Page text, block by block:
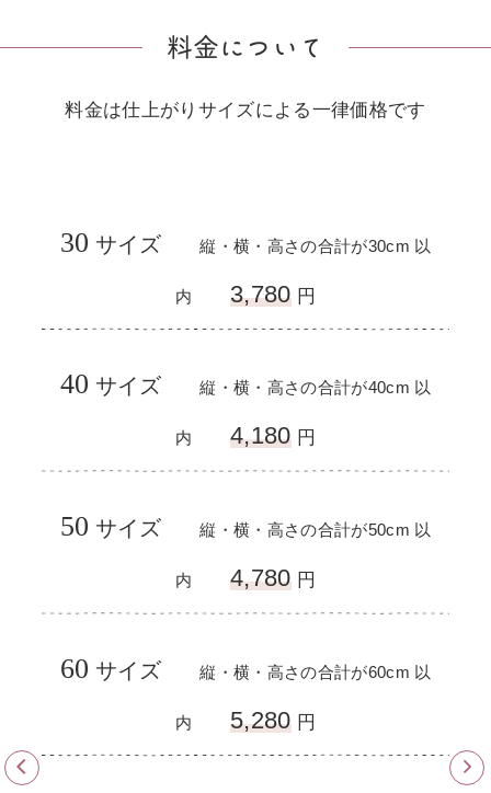
料金について
料金は仕上がりサイズによる一律価格です
30 サイズ ​​縦・横・高さの合計が30cm 以
内 3,780円
40 サイズ ​​縦・横・高さの合計が40cm 以
内 4,180円
50 サイズ ​​縦・横・高さの合計が50cm 以
内 4,780円
60 サイズ ​​縦・横・高さの合計が60cm 以
内 5,280円